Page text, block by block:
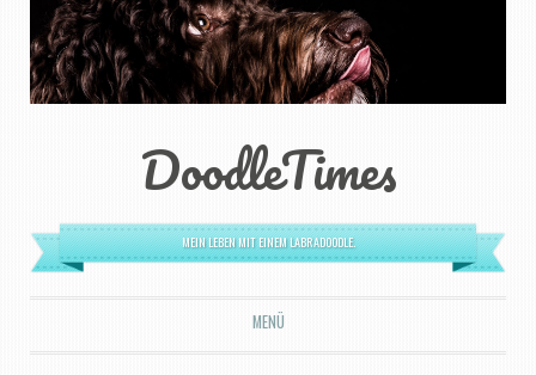
DoodleTimes
MEIN LEBEN MIT EINEM LABRADOODLE.
MENÜ
ZUM INHALT SPRINGEN